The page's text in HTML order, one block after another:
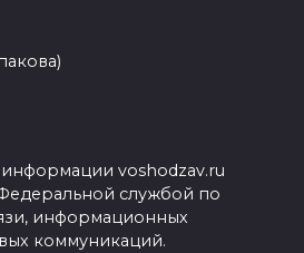
voshodzav.ru
службой по
информационных
коммуникаций.